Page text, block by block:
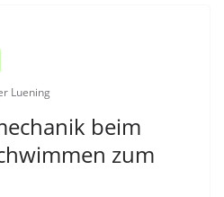
Luening
beim
zum